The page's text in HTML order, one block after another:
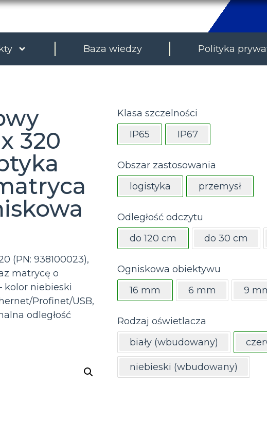
Baza wiedzy Polityka
320
(PN: 938100023),
matrycę o
kolor niebieski
Profinet/USB,
odległość
Klasa szczelności
IP65
IP67
Obszar zastosowania
logistyka
przemysł
Odległość odczytu
do 120 cm
do 30 cm
Ogniskowa obiektywu
16 mm
6 mm 9
Rodzaj oświetlacza
biały (wbudowany)
niebieski (wbudowany)